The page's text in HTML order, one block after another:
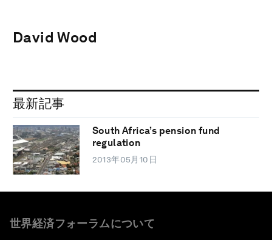
David Wood
最新記事
South Africa’s pension fund
regulation
2013年05月10日
世界経済フォーラムについて